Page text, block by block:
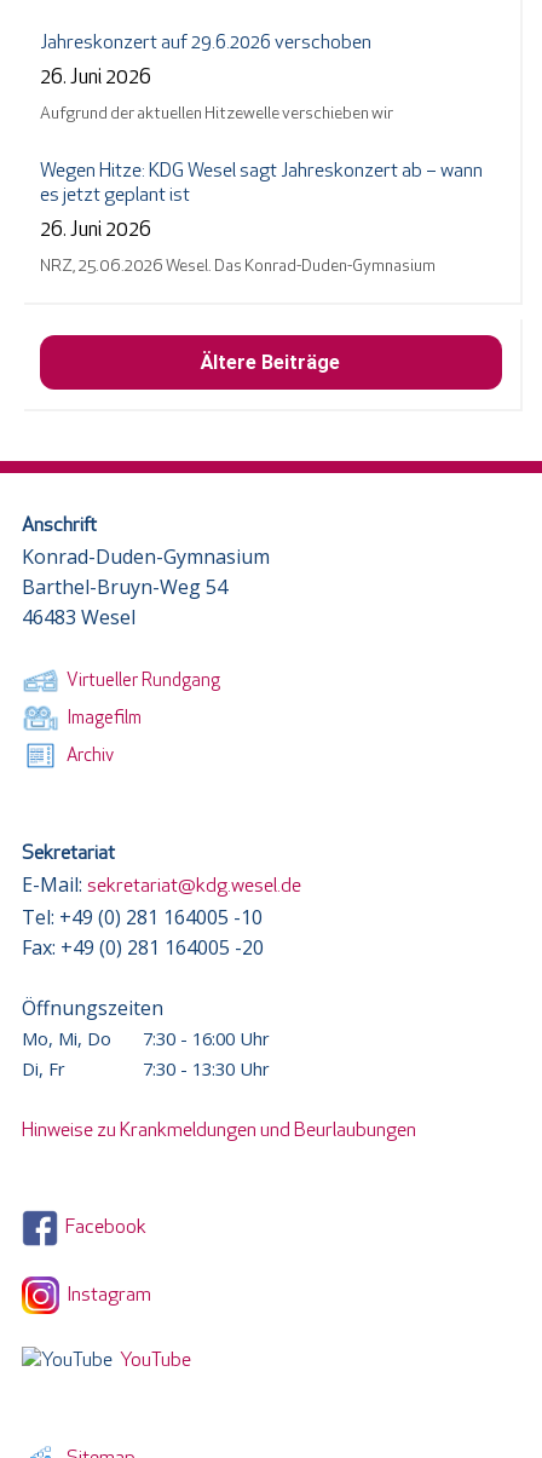
Jahreskonzert auf 29.6.2026 verschoben
26. Juni 2026
Aufgrund der aktuellen Hitzewelle verschieben wir
Wegen Hitze: KDG Wesel sagt Jahreskonzert ab – wann
es jetzt geplant ist
26. Juni 2026
NRZ, 25.06.2026 Wesel. Das Konrad-Duden-Gymnasium
Ältere Beiträge
Anschrift
Konrad-Duden-Gymnasium
Barthel-Bruyn-Weg 54
46483 Wesel
Virtueller Rundgang
Imagefilm
Archiv
Sekretariat
E-Mail: sekretariat@kdg.wesel.de
Tel: +49 (0) 281 164005 -10
Fax: +49 (0) 281 164005 -20
Öffnungszeiten
Mo, Mi, Do
7:30 - 16:00 Uhr
Di, Fr
7:30 - 13:30 Uhr
Hinweise zu Krankmeldungen und Beurlaubungen
Facebook
Instagram
YouTube